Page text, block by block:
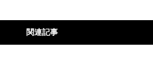
関連記事